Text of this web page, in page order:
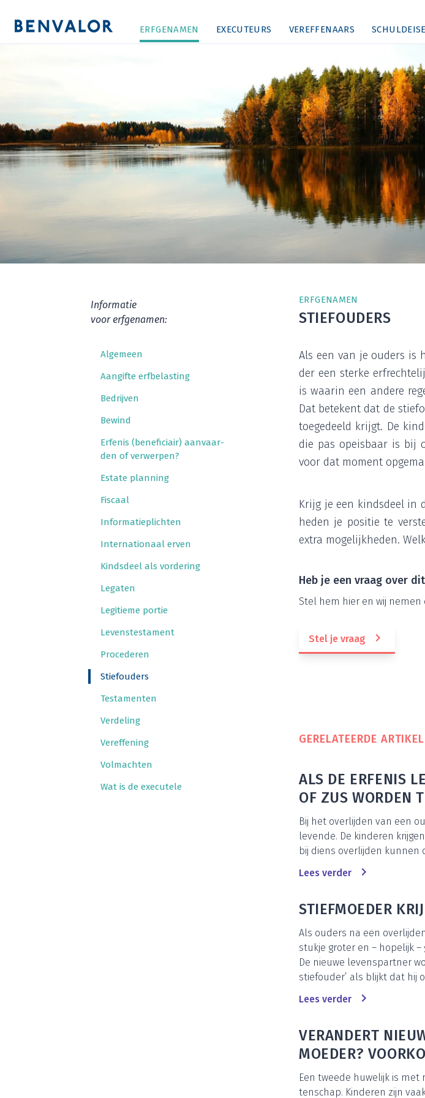
ERFGENAMEN EXECUTEURS VEREFFENAARS
Infor­ma­tie
voor erfgenamen:
Alge­meen
Aan­gif­te erfbelasting
Bedrij­ven
Bewind
Erfe­nis (bene­fi­ci­air) aan­vaar­
den of verwerpen?
Esta­te planning
Fis­caal
Infor­ma­tie­plich­ten
Inter­na­ti­o­naal erven
Kinds­deel als vordering
Lega­ten
Legi­tie­me portie
Levens­tes­ta­ment
Pro­ce­de­ren
Stief­ou­ders
Tes­ta­men­ten
Ver­de­ling
Ver­ef­fe­ning
Vol­mach­ten
Wat is de executele
ERF­GE­NA­MEN
STIEF­OU­DERS
Als een van je ouders is
der een ster­ke
is waar­in een ande­re
Dat bete­kent dat de
toe­ge­deeld krijgt. De
die pas opeis­baar is bij
voor dat moment
Krijg je een kinds­deel in
he­den je posi­tie te
extra moge­lijk­he­den.
Heb je een vraag over
Stel hem hier en wij nemen
Stel je vraag
GERE­LA­TEER­DE
ALS DE ERFE­NIS
OF ZUS WOR­DEN
Bij het over­lij­den van een
le­ven­de. De kin­de­ren
bij diens over­lij­den kun­nen
Lees ver­der
STIEF­MOE­DER
Als ouders na een
stuk­je gro­ter en – hope­lijk
De nieu­we levens­part­ner
stief­ou­der’ als blijkt dat hij
Lees ver­der
VER­AN­DERT
MOE­DER?
Een twee­de huwe­lijk is
ten­schap. Kin­de­ren zijn